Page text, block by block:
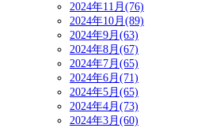
2024年11月(76)
2024年10月(89)
2024年9月(63)
2024年8月(67)
2024年7月(65)
2024年6月(71)
2024年5月(65)
2024年4月(73)
2024年3月(60)